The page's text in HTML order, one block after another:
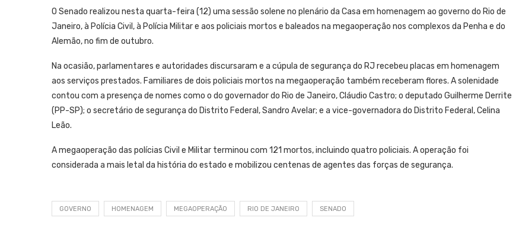
O Senado realizou nesta quarta-feira (12) uma sessão solene no plenário da Casa em homenagem ao governo do Rio de
Janeiro, à Polícia Civil, à Polícia Militar e aos policiais mortos e baleados na megaoperação nos complexos da Penha e do
Alemão, no fim de outubro.
Na ocasião, parlamentares e autoridades discursaram e a cúpula de segurança do RJ recebeu placas em homenagem
aos serviços prestados. Familiares de dois policiais mortos na megaoperação também receberam flores. A solenidade
contou com a presença de nomes como o do governador do Rio de Janeiro, Cláudio Castro; o deputado Guilherme Derrite
(PP-SP); o secretário de segurança do Distrito Federal, Sandro Avelar; e a vice-governadora do Distrito Federal, Celina
Leão.
A megaoperação das polícias Civil e Militar terminou com 121 mortos, incluindo quatro policiais. A operação foi
considerada a mais letal da história do estado e mobilizou centenas de agentes das forças de segurança.
GOVERNO HOMENAGEM MEGAOPERAÇÃO RIO DE JANEIRO SENADO